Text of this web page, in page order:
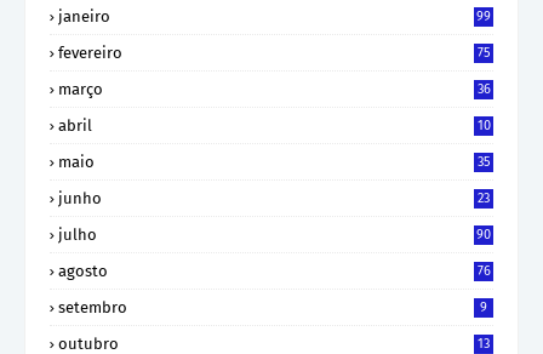
janeiro 99
fevereiro 75
março 36
abril 10
maio 35
junho 23
julho 90
agosto 76
setembro 9
outubro 13